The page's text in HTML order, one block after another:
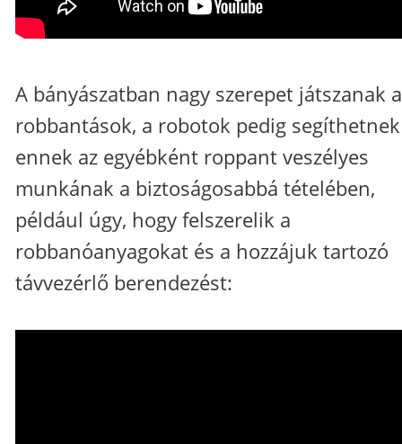
A bányászatban nagy szerepet játszanak a
robbantások, a robotok pedig segíthetnek
ennek az egyébként roppant veszélyes
munkának a biztoságosabbá tételében,
például úgy, hogy felszerelik a
robbanóanyagokat és a hozzájuk tartozó
távvezérlő berendezést: